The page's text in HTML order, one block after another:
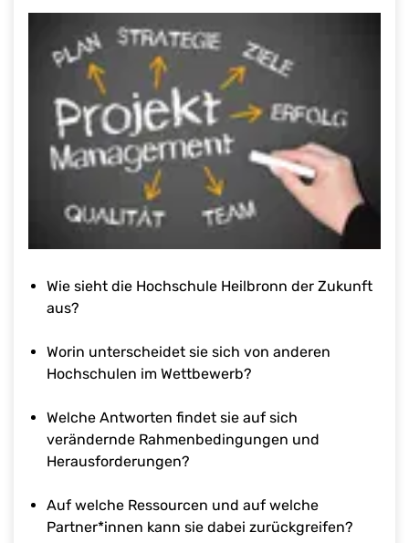
Wie sieht die Hochschule Heilbronn der Zukunft
aus?
Worin unterscheidet sie sich von anderen
Hochschulen im Wettbewerb?
Welche Antworten findet sie auf sich
verändernde Rahmenbedingungen und
Herausforderungen?
Auf welche Ressourcen und auf welche
Partner*innen kann sie dabei zurückgreifen?